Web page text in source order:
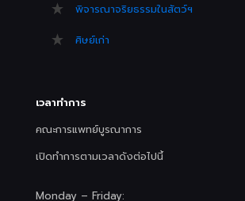
พิจารณาจริยธรรมในสัตว์ฯ
ศิษย์เก่า
เวลาทำการ
คณะการแพทย์บูรณาการ
เปิดทำการตามเวลาดังต่อไปนี้
Monday – Friday: